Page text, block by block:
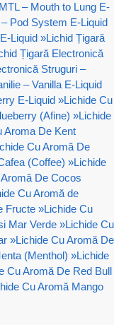
– Mouth to Lung E-
Pod System E-Liquid
Liquid »Lichid Țigară
Țigară Electronică
Struguri –
– Vanilla E-Liquid
E-Liquid »Lichide Cu
(Afine) »Lichide
Aroma De Kent
Cu Aromă De
(Coffee) »Lichide
De Cocos
Cu Aromă de
Fructe »Lichide Cu
Mar Verde »Lichide Cu
»Lichide Cu Aromă De
(Menthol) »Lichide
Cu Aromă De Red Bull
Cu Aromă Mango